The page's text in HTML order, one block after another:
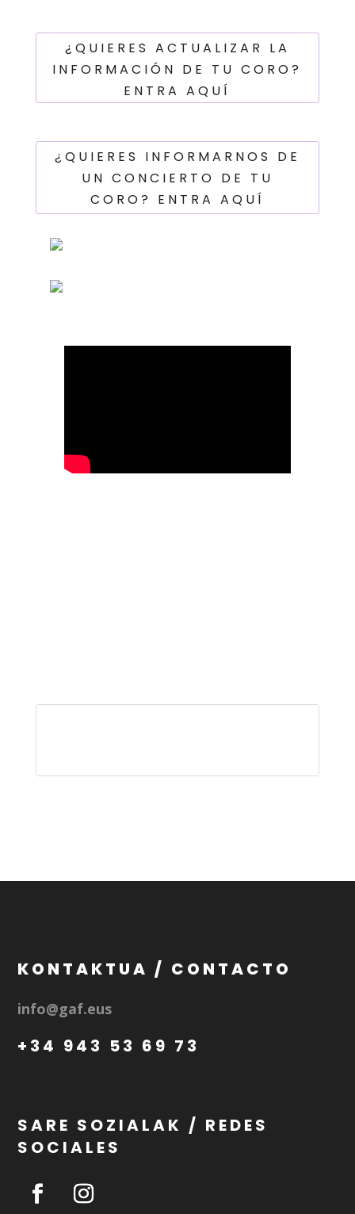
¿QUIERES ACTUALIZAR LA
INFORMACIÓN DE TU CORO?
ENTRA AQUÍ
¿QUIERES INFORMARNOS DE
UN CONCIERTO DE TU
CORO? ENTRA AQUÍ
KONTAKTUA / CONTACTO
info@gaf.eus
+34 943 53 69 73
SARE SOZIALAK / REDES
SOCIALES